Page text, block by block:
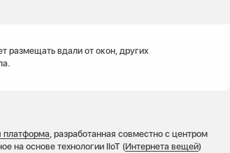
размещать вдали от окон, других
платформа, разработанная совместно с центром
на основе технологии IIoT (Интернета вещей)